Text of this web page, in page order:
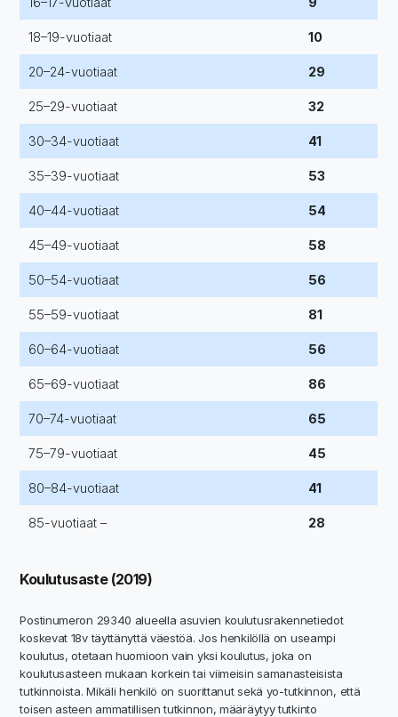
18–19-vuotiaat 10
20–24-vuotiaat 29
25–29-vuotiaat 32
30–34-vuotiaat 41
35–39-vuotiaat 53
40–44-vuotiaat 54
45–49-vuotiaat 58
50–54-vuotiaat 56
55–59-vuotiaat 81
60–64-vuotiaat 56
65–69-vuotiaat 86
70–74-vuotiaat 65
75–79-vuotiaat 45
80–84-vuotiaat 41
85-vuotiaat – 28
Koulutusaste (2019)
Postinumeron 29340 alueella asuvien koulutusrakennetiedot
koskevat 18v täyttänyttä väestöä. Jos henkilöllä on useampi
koulutus, otetaan huomioon vain yksi koulutus, joka on
koulutusasteen mukaan korkein tai viimeisin samanasteisista
tutkinnoista. Mikäli henkilö on suorittanut sekä yo-tutkinnon, että
toisen asteen ammatillisen tutkinnon, määräytyy tutkinto